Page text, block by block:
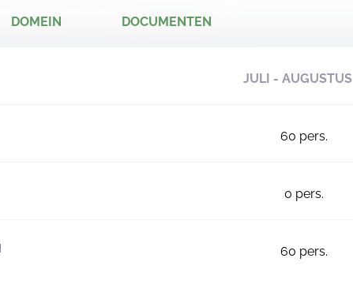
DOMEIN DOCUMENTEN
JULI - AUGUSTUS
60 pers.
0 pers.
60 pers.